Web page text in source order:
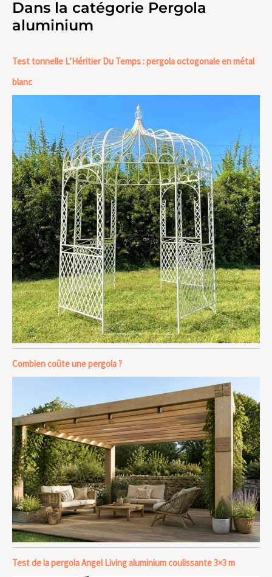
Dans la catégorie Pergola
aluminium
Test tonnelle L’Héritier Du Temps : pergola octogonale en métal
blanc
Combien coûte une pergola ?
Test de la pergola Angel Living aluminium coulissante 3×3 m